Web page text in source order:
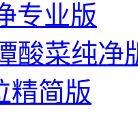
专业版
酸菜纯净
精简版